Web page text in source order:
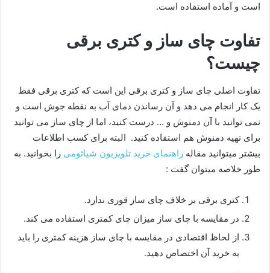
است و آماده استفاده است.
تفاوت چای ساز و کتری برقی
چیست؟
تفاوت اصلی چای ساز و کتری برقی این است که کتری برقی فقط
یک کار انجام می دهد و آن رساندن دمای آب به نقطه جوش است و
نمی توانید با آن دمنوش و … درست کنید، اما از چای ساز می توانید
برای تهیه دمنوش هم استفاده کنید. البته برای کسب اطلاعات
بیشتر میتوانید مقاله راهنمای خرید تلویزیون شیائومی را بخوانید. به
طور خلاصه میتوان گفت :
کتری برقی بر خلاف چای ساز قوری ندارد.
در مقایسه با چای ساز میزان چای کمتری استفاده می کند.
از لحاظ اقتصادی در مقایسه با چای ساز هزینه کمتری را باید
به خرید آن اختصاص دهید.